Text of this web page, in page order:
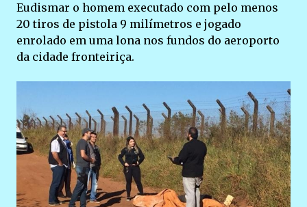
Eudismar o homem executado com pelo menos
20 tiros de pistola 9 milímetros e jogado
enrolado em uma lona nos fundos do aeroporto
da cidade fronteiriça.